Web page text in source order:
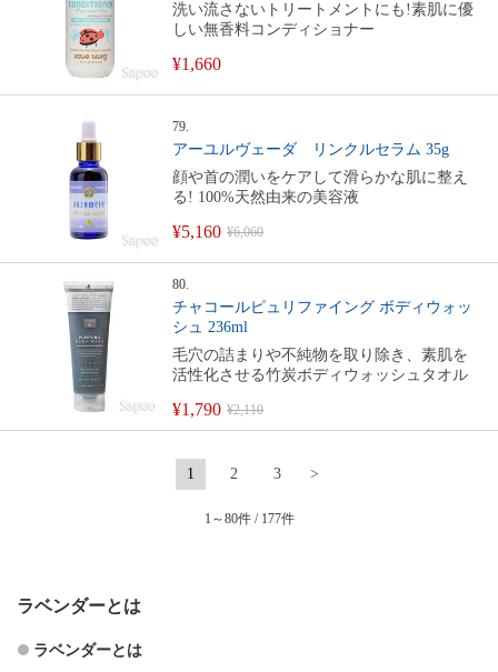
洗い流さないトリートメントにも!素肌に優
しい無香料コンディショナー
¥1,660
79.
アーユルヴェーダ リンクルセラム 35g
顔や首の潤いをケアして滑らかな肌に整え
る! 100%天然由来の美容液
¥5,160 ¥6,060
80.
チャコールピュリファイング ボディウォッ
シュ 236ml
毛穴の詰まりや不純物を取り除き、素肌を
活性化させる竹炭ボディウォッシュタオル
¥1,790 ¥2,110
1 2 3 >
1～80件 / 177件
ラベンダーとは
ラベンダーとは